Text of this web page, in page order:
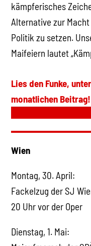
kämpferisches
Alternative zur
Politik zu setzen.
Maifeiern lautet
Lies den Funke,
monatlichen Beitrag!
Wien
Montag, 30. April:
Fackelzug der SJ
20 Uhr vor der Oper
Dienstag, 1. Mai: